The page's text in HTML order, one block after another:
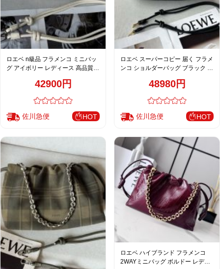
ロエベ n級品 フラメンコ ミニバッ
グ アイボリー レディース 高品質レ
42900円
佐川急便 HOT
ロエベ スーパーコピー 届く フラメ
ンコ ショルダーバッグ ブラック レ
48980円
佐川急便 HOT
ロエベ ハイブランド フラメンコ
2WAYミニバッグ ボルドー レディ